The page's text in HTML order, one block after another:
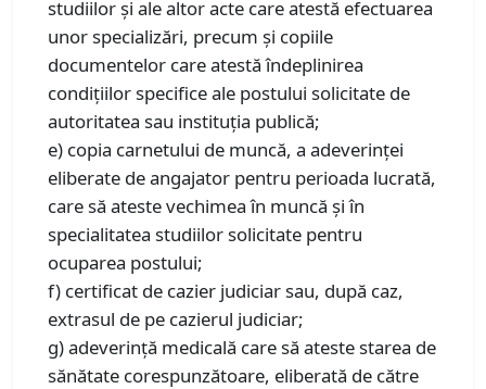
studiilor și ale altor acte care atestă efectuarea
unor specializări, precum și copiile
documentelor care atestă îndeplinirea
condițiilor specifice ale postului solicitate de
autoritatea sau instituția publică;
e) copia carnetului de muncă, a adeverinței
eliberate de angajator pentru perioada lucrată,
care să ateste vechimea în muncă și în
specialitatea studiilor solicitate pentru
ocuparea postului;
f) certificat de cazier judiciar sau, după caz,
extrasul de pe cazierul judiciar;
g) adeverință medicală care să ateste starea de
sănătate corespunzătoare, eliberată de către